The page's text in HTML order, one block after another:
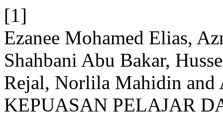
[1]
Ezanee Mohamed Elias,
Shahbani Abu Bakar,
Rejal, Norlila Mahidin
KEPUASAN PELAJAR